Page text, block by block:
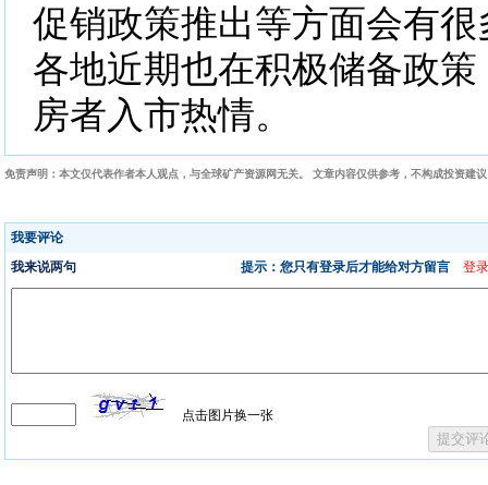
促销政策推出等方面会有
各地近期也在积极储备政
房者入市热情。
免责声明：本文仅代表作者本人观点，与全球矿产资源网无关。 文章内容仅供参考，不构成投资建